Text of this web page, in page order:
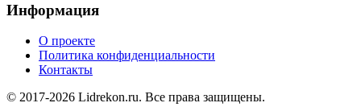
Информация
О проекте
Политика конфиденциальности
Контакты
© 2017-2026 Lidrekon.ru. Все права защищены.